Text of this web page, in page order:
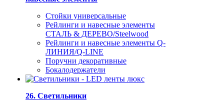
Стойки универсальные
Рейлинги и навесные элементы
СТАЛЬ & ДЕРЕВО/Steelwood
Рейлинги и навесные элементы Q-
ЛИНИЯ/Q-LINE
Поручни декоративные
Бокалодержатели
26. Светильники